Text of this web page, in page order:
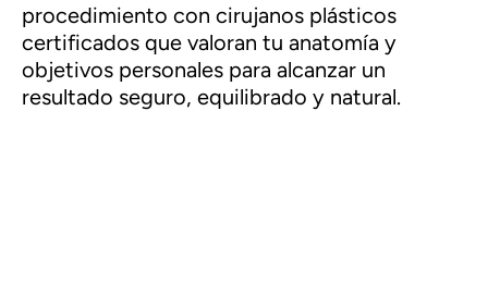
procedimiento con cirujanos plásticos
certificados que valoran tu anatomía y
objetivos personales para alcanzar un
resultado seguro, equilibrado y natural.